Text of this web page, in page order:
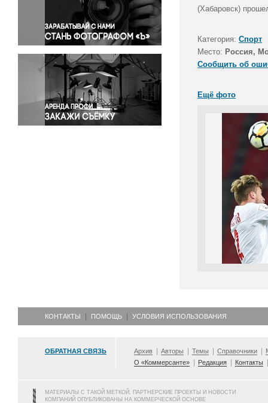
Правосудие
Происшествия и конфликты
Религия
Светская жизнь
Спорт
Экология
Экономика и бизнес
(Хабаровск)
Категория: Спорт
Место: Россия,
Сообщить об
Ещё фото
КОНТАКТЫ ПОМОЩЬ УСЛОВИЯ ИСПОЛЬЗОВАНИЯ
ОБРАТНАЯ СВЯЗЬ Архив Авторы Темы Справочники
О «Коммерсанте»
Редакция Контакты
МАТЕРИАЛЫ С ТАКОЙ МЕТКОЙ, ПАРТНЕРСКИЕ ПРОЕКТЫ И НОВОСТИ
КОМПАНИЙ ОПУБЛИКОВАНЫ НА КОММЕРЧЕСКОЙ ОСНОВЕ